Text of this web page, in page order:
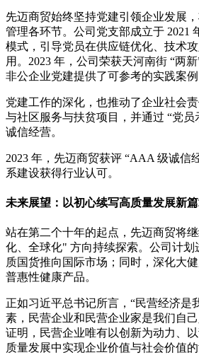
先迈商贸始终坚持党建引领企业发展
管理各环节。公司党支部成立于 2021
模式，引导党员在供应链优化、技术
用。2023 年，公司荣获天河南街 “两
非公企业党建提供了可参考的实践案例
党建工作的深化，也推动了企业社会
与社区服务与扶贫项目，并通过 “党员
诚信经营。
2023 年，先迈商贸获评 “AAA 级诚信
系建设获得行业认可。
未来展望：以初心续写高质量发展新
站在第二个十年的起点，先迈商贸将
化、全球化" 方向持续探索。公司计
质国货推向国际市场；同时，深化大
普惠性健康产品。
正如习近平总书记所言，“民营经济是
素，民营企业和民营企业家是我们自
证明，民营企业唯有以创新为动力、
质量发展中实现企业价值与社会价值的